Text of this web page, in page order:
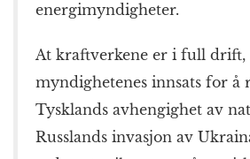
energimyndigheter.
At kraftverkene er i full drift,
myndighetenes innsats for å
Tysklands avhengighet av
Russlands invasjon av